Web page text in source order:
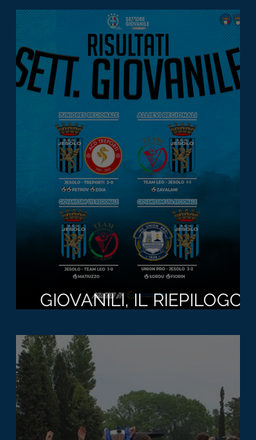
GIOVANILI, IL RIEPILOGO